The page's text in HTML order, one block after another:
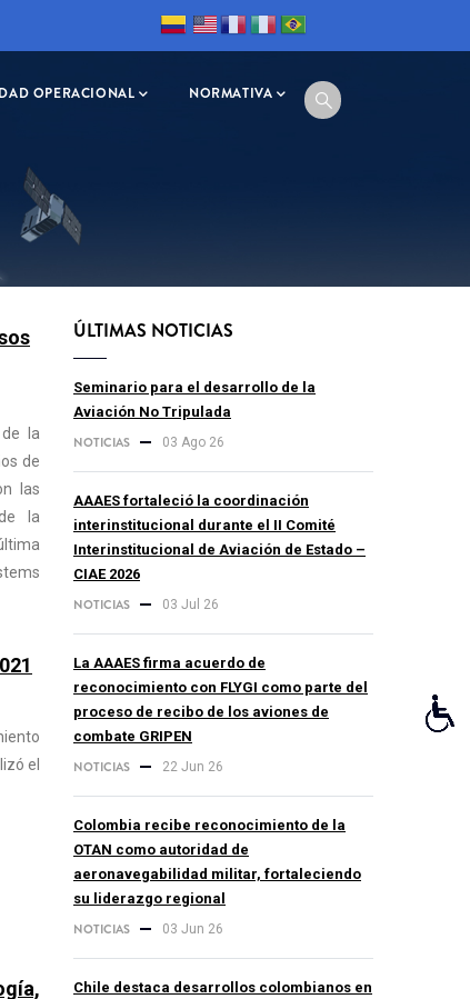
OPERACIONAL NORMATIVA
la
de
las
la
el
ÚLTIMAS NOTICIAS
Seminario para el desarrollo de la
Aviación No Tripulada
NOTICIAS 03 Ago 26
AAAES fortaleció la coordinación
interinstitucional durante el II Comité
Interinstitucional de Aviación de Estado –
CIAE 2026
NOTICIAS 03 Jul 26
La AAAES firma acuerdo de
reconocimiento con FLYGI como parte del
proceso de recibo de los aviones de
combate GRIPEN
NOTICIAS 22 Jun 26
Colombia recibe reconocimiento de la
OTAN como autoridad de
aeronavegabilidad militar, fortaleciendo
su liderazgo regional
NOTICIAS 03 Jun 26
Chile destaca desarrollos colombianos en